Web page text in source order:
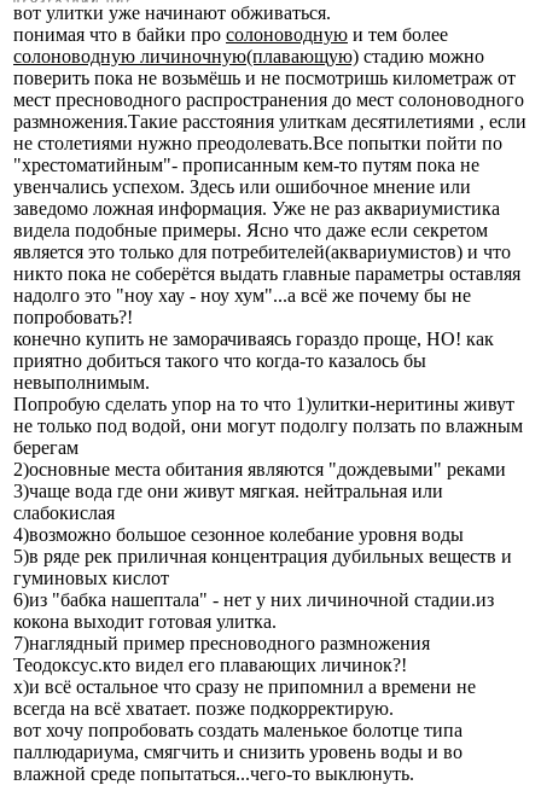
вот улитки уже начинают обживаться.
понимая что в байки про солоноводную и тем более
солоноводную личиночную(плавающую) стадию можно
поверить пока не возьмёшь и не посмотришь километраж от
мест пресноводного распространения до мест солоноводного
размножения.Такие расстояния улиткам десятилетиями , если
не столетиями нужно преодолевать.Все попытки пойти по
"хрестоматийным"- прописанным кем-то путям пока не
увенчались успехом. Здесь или ошибочное мнение или
заведомо ложная информация. Уже не раз аквариумистика
видела подобные примеры. Ясно что даже если секретом
является это только для потребителей(аквариумистов) и что
никто пока не соберётся выдать главные параметры оставляя
надолго это "ноу хау - ноу хум"...а всё же почему бы не
попробовать?!
конечно купить не заморачиваясь гораздо проще, НО! как
приятно добиться такого что когда-то казалось бы
невыполнимым.
Попробую сделать упор на то что 1)улитки-неритины живут
не только под водой, они могут подолгу ползать по влажным
берегам
2)основные места обитания являются "дождевыми" реками
3)чаще вода где они живут мягкая. нейтральная или
слабокислая
4)возможно большое сезонное колебание уровня воды
5)в ряде рек приличная концентрация дубильных веществ и
гуминовых кислот
6)из "бабка нашептала" - нет у них личиночной стадии.из
кокона выходит готовая улитка.
7)наглядный пример пресноводного размножения
Теодоксус.кто видел его плавающих личинок?!
х)и всё остальное что сразу не припомнил а времени не
всегда на всё хватает. позже подкорректирую.
вот хочу попробовать создать маленькое болотце типа
паллюдариума, смягчить и снизить уровень воды и во
влажной среде попытаться...чего-то выклюнуть.